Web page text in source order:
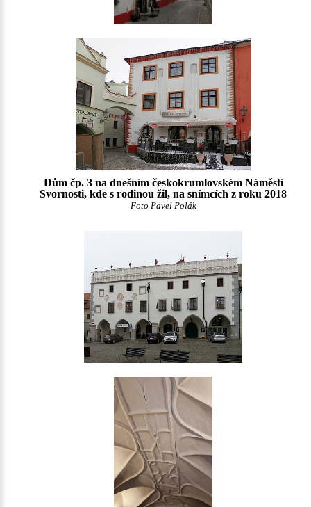
Dům čp. 3 na dnešním českokrumlovském Náměstí
Svornosti, kde s rodinou žil, na snímcích z roku 2018
Foto Pavel Polák